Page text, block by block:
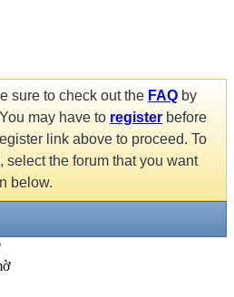
sure to check out the FAQ by
may have to register before
link above to proceed. To
select the forum that you want
below.